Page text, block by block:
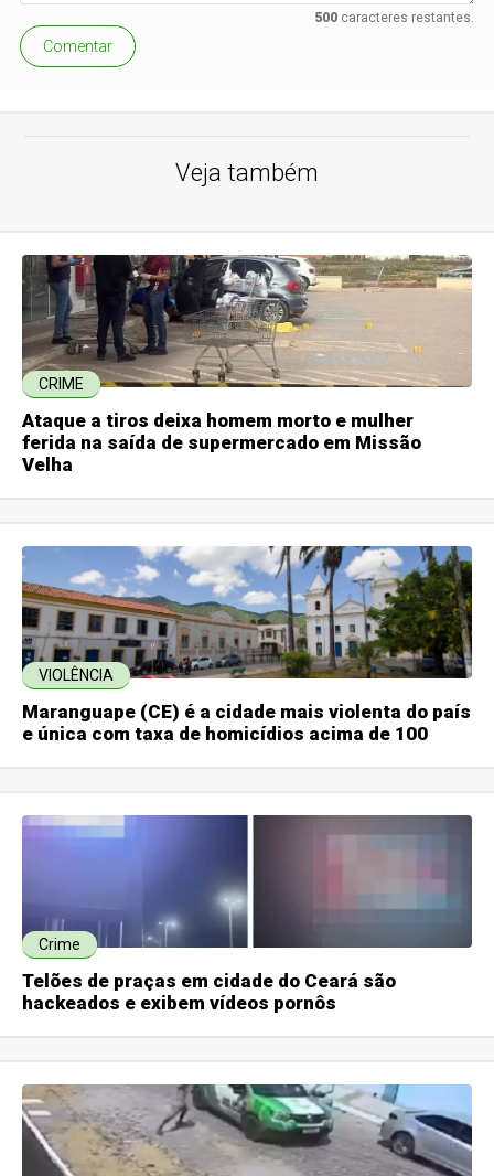
500caracteres restantes.
Comentar
Veja também
CRIME
Ataque a tiros deixa homem morto e mulher
ferida na saída de supermercado em Missão
Velha
VIOLÊNCIA
Maranguape (CE) é a cidade mais violenta do país
e única com taxa de homicídios acima de 100
Crime
Telões de praças em cidade do Ceará são
hackeados e exibem vídeos pornôs